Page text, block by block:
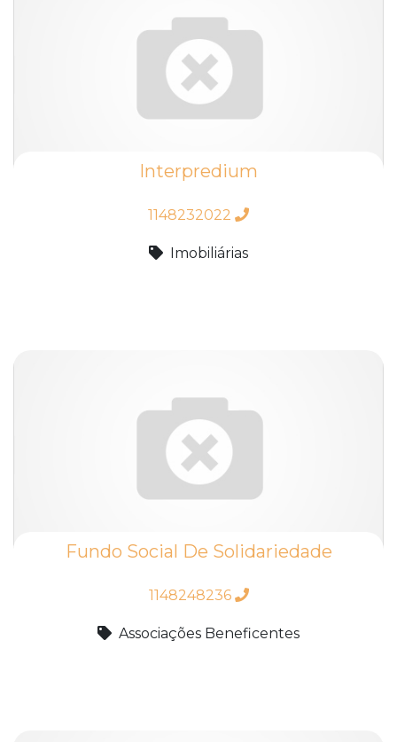
Interpredium
1148232022
Imobiliárias
Fundo Social De Solidariedade
1148248236
Associações Beneficentes